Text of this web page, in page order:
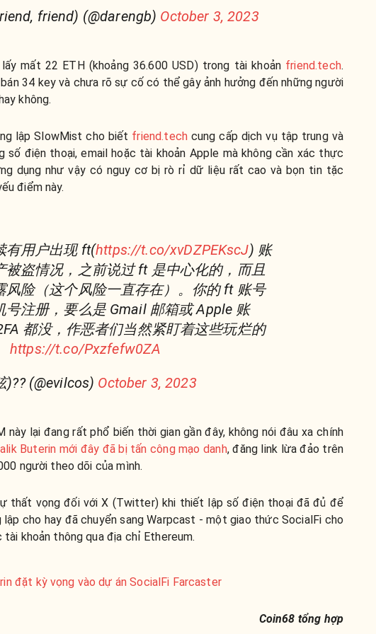
friend) (@darengb) October 3, 2023
mất 22 ETH (khoảng 36.600 USD) trong tài khoản friend.tech.
34 key và chưa rõ sự cố có thể gây ảnh hưởng đến những người
không.
lập SlowMist cho biết friend.techcung cấp dịch vụ tập trung và
điện thoại, email hoặc tài khoản Apple mà không cần xác thực
dụng như vậy có nguy cơ bị rò rỉ dữ liệu rất cao và bọn tin tặc
điểm này.
有用户出现 ft(https://t.co/xvDZPEKscJ) 账
被盗情况，之前说过 ft 是中心化的，而且
风险（这个风险一直存在）。你的 ft 账号
号注册，要么是 Gmail 邮箱或 Apple 账
都没，作恶者们当然紧盯着这些玩烂的
https://t.co/Pxzfefw0ZA
(@evilcos) October 3, 2023
lại đang rất phổ biến thời gian gần đây, không nói đâu xa chính
Buterin mới đây đã bị tấn công mạo danh, đăng link lừa đảo trên
người theo dõi của mình.
thất vọng đối với X (Twitter) khi thiết lập số điện thoại đã đủ để
lập cho hay đã chuyển sang Warpcast - một giao thức SocialFi cho
khoản thông qua địa chỉ Ethereum.
đặt kỳ vọng vào dự án SocialFi Farcaster
Coin68 tổng hợp